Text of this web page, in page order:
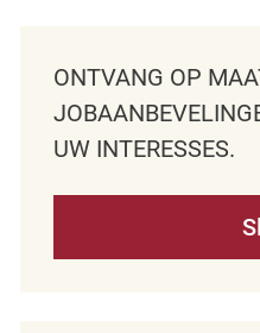
ONTVANG OP
UW INTERESSES.